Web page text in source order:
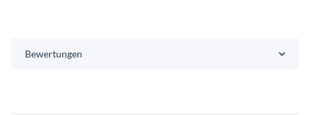
Bewertungen